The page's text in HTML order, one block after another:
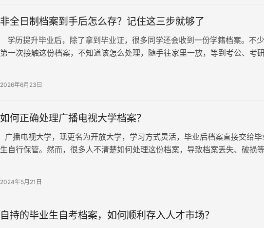
非全日制档案到手后怎么存？记住这三步就够了
学历提升毕业后，除了拿到毕业证，很多同学还会收到一份学籍档案。不
第一次接触这份档案，不知道该怎么处理，随手往家里一放，等到考公、考
2026年6月23日
如何正确处理广播电视大学档案？
广播电视大学，现更名为开放大学，学习方式灵活，毕业后档案直接交给毕
生自行保管。然而，很多人不清楚如何处理这份档案，导致档案丢失、破损
2024年5月21日
自持的毕业生自考档案，如何顺利存入人才市场？